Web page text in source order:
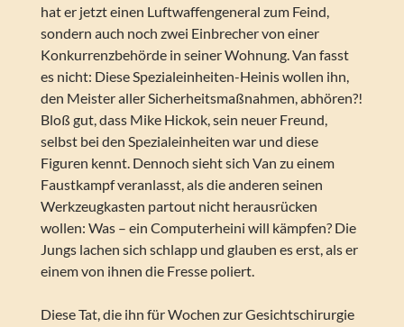
hat er jetzt einen Luftwaffengeneral zum Feind,
sondern auch noch zwei Einbrecher von einer
Konkurrenzbehörde in seiner Wohnung. Van fasst
es nicht: Diese Spezialeinheiten-Heinis wollen ihn,
den Meister aller Sicherheitsmaßnahmen, abhören?!
Bloß gut, dass Mike Hickok, sein neuer Freund,
selbst bei den Spezialeinheiten war und diese
Figuren kennt. Dennoch sieht sich Van zu einem
Faustkampf veranlasst, als die anderen seinen
Werkzeugkasten partout nicht herausrücken
wollen: Was – ein Computerheini will kämpfen? Die
Jungs lachen sich schlapp und glauben es erst, als er
einem von ihnen die Fresse poliert.
Diese Tat, die ihn für Wochen zur Gesichtschirurgie